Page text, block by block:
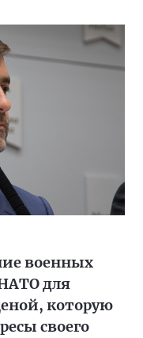
военных
для
которую
своего